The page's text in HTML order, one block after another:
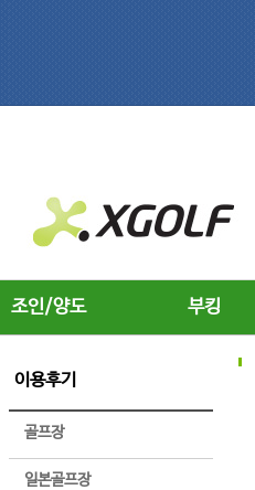
조인/양도 부킹
이용후기
골프장
일본골프장